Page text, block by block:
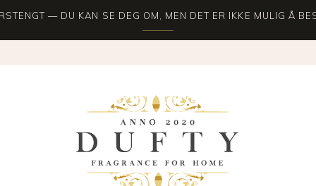
— DU KAN SE DEG OM, MEN DET ER IKKE MULIG Å